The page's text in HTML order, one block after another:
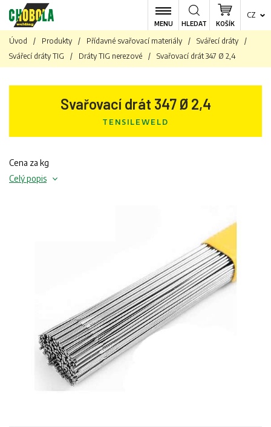
MENU KOŠÍK
CZ
HLEDAT
Úvod / Produkty / Přídavné svařovací materiály / Svářecí dráty
/
Svářecí dráty TIG
/ Dráty TIG nerezové / Svařovací drát 347 Ø 2,4
Svařovací drát 347 Ø 2,4
TENSILEWELD
Cena za kg
Celý popis